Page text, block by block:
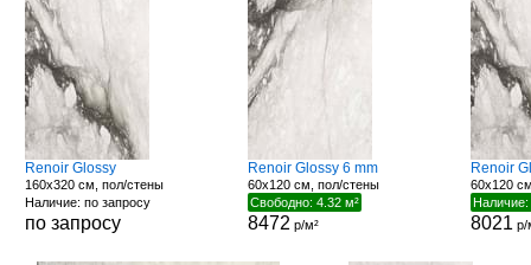
Renoir Glossy
160x320 см, пол/стены
Наличие: по запросу
по запросу
Renoir Glossy 6 mm
60x120 см, пол/стены
Свободно: 4.32 м²
8472 р/м²
Renoir
60x120
8021 р/